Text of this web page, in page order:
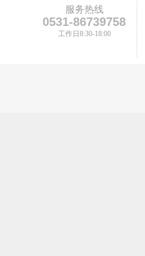
服务热线
0531-86739758
工作日8:30-18:00